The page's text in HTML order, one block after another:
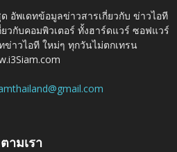
อัพเดทข้อมูลข่าวสารเกี่ยวกับ ข่าวไอที
วกับคอมพิวเตอร์ ทั้งฮาร์ดแวร์ ซอฟแวร์
ข่าวไอที ใหม่ๆ ทุกวันไม่ตกเทรน
ตามเรา